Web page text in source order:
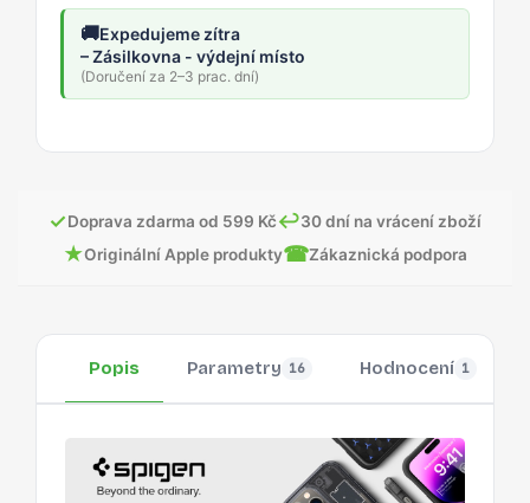
🚚Expedujeme zítra
– Zásilkovna - výdejní místo
(Doručení za 2–3 prac. dní)
✓Doprava zdarma od 599 Kč↩30 dní na vrácení zboží
★Originální Apple produkty☎Zákaznická podpora
Popis Parametry 16 Hodnocení 1